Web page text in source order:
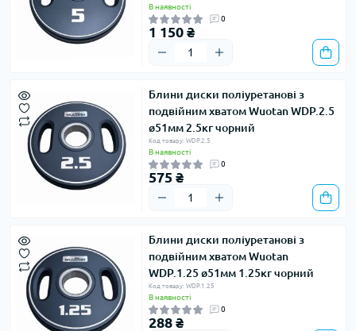
В наявності
0
1 150 ₴
Блини диски поліуретанові з
подвійним хватом Wuotan WDP.2.5 ​​
ø51мм 2.5кг чорний
Код товару: WDP.2.5
В наявності
0
575 ₴
Блини диски поліуретанові з
подвійним хватом Wuotan
WDP.1.25 ​​ø51мм 1.25кг чорний
Код товару: WDP.1.25
В наявності
0
288 ₴